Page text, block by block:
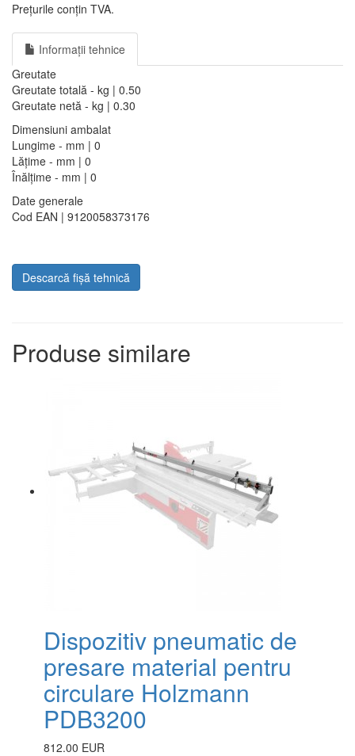
Prețurile conțin TVA.
Informații tehnice
Greutate
Greutate totală - kg | 0.50
Greutate netă - kg | 0.30
Dimensiuni ambalat
Lungime - mm | 0
Lățime - mm | 0
Înălțime - mm | 0
Date generale
Cod EAN | 9120058373176
Descarcă fișă tehnică
Produse similare
Dispozitiv pneumatic de
presare material pentru
circulare Holzmann
PDB3200
812.00 EUR